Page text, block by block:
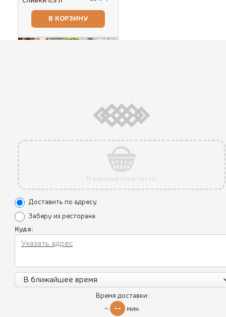
Все блюда
В КОРЗИНУ
120 ₽
В КОРЗИНУ
СМЕТАНА
В КОРЗИНУ
В корзине пока пусто
Доставить по адресу
Заберу из ресторана
Куда:
Время доставки:
~ -- мин.